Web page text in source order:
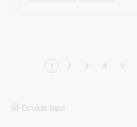
Pašreizējā lapa
1 Lapa
2 Lapa
3 Lapa
4 Lapa
5
Drukāt lapu